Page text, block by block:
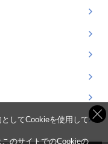
してCookieを使用して
のサイトでのCookieの